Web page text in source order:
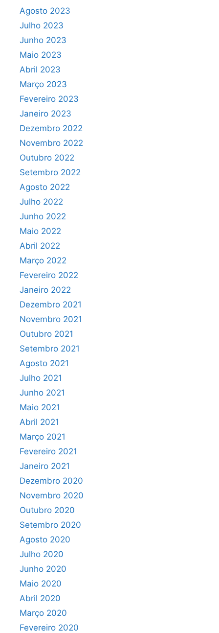
Agosto 2023
Julho 2023
Junho 2023
Maio 2023
Abril 2023
Março 2023
Fevereiro 2023
Janeiro 2023
Dezembro 2022
Novembro 2022
Outubro 2022
Setembro 2022
Agosto 2022
Julho 2022
Junho 2022
Maio 2022
Abril 2022
Março 2022
Fevereiro 2022
Janeiro 2022
Dezembro 2021
Novembro 2021
Outubro 2021
Setembro 2021
Agosto 2021
Julho 2021
Junho 2021
Maio 2021
Abril 2021
Março 2021
Fevereiro 2021
Janeiro 2021
Dezembro 2020
Novembro 2020
Outubro 2020
Setembro 2020
Agosto 2020
Julho 2020
Junho 2020
Maio 2020
Abril 2020
Março 2020
Fevereiro 2020